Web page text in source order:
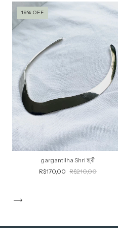
19% OFF
gargantilha Shri श्री
R$170,00 R$210,00